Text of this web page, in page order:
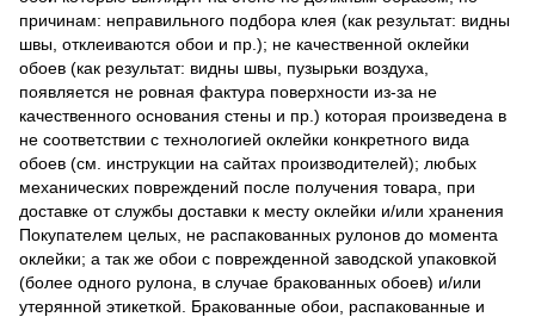
причинам: неправильного подбора клея (как результат: видны
швы, отклеиваются обои и пр.); не качественной оклейки
обоев (как результат: видны швы, пузырьки воздуха,
появляется не ровная фактура поверхности из-за не
качественного основания стены и пр.) которая произведена в
не соответствии с технологией оклейки конкретного вида
обоев (см. инструкции на сайтах производителей); любых
механических повреждений после получения товара, при
доставке от службы доставки к месту оклейки и/или хранения
Покупателем целых, не распакованных рулонов до момента
оклейки; а так же обои с поврежденной заводской упаковкой
(более одного рулона, в случае бракованных обоев) и/или
утерянной этикеткой. Бракованные обои, распакованные и